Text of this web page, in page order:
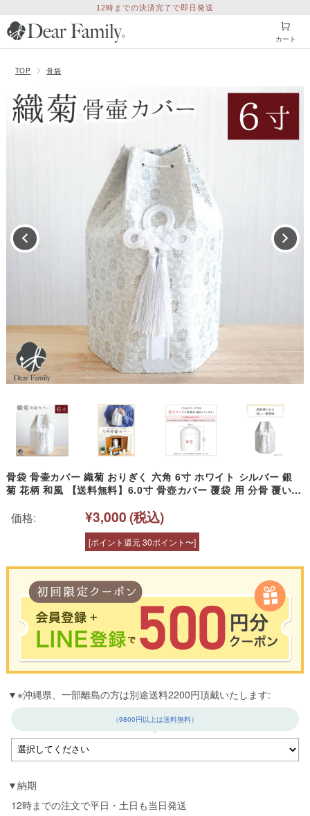
12時までの決済完了で即日発送
カート
TOP 骨袋
骨袋 骨壷カバー 織菊 おりぎく 六角 6寸 ホワイト シルバー 銀
菊 花柄 和風 【送料無料】6.0寸 骨壺カバー 覆袋 用 分骨 覆い袋
ダン おしゃれ 納骨 人間 菊 柄 房 刺繍
価格: ¥3,000(税込)
[ポイント還元 30ポイント〜]
お買い物の前のご登録がおすすめです。
LINEのアカウントを使って簡単に会員登録＆ログインすることも可能です。
▼ご登録はこちら▼
※沖縄県、一部離島の方は別途送料2200円頂戴いたします:
（9800円以上は送料無料）
納期
12時までの注文で平日・土日も当日発送